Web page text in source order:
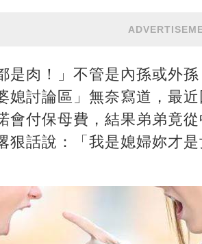
是肉！」不管是內孫或外
媳討論區」無奈寫道，最
會付保母費，結果弟弟竟
狠話說：「我是媳婦妳才是